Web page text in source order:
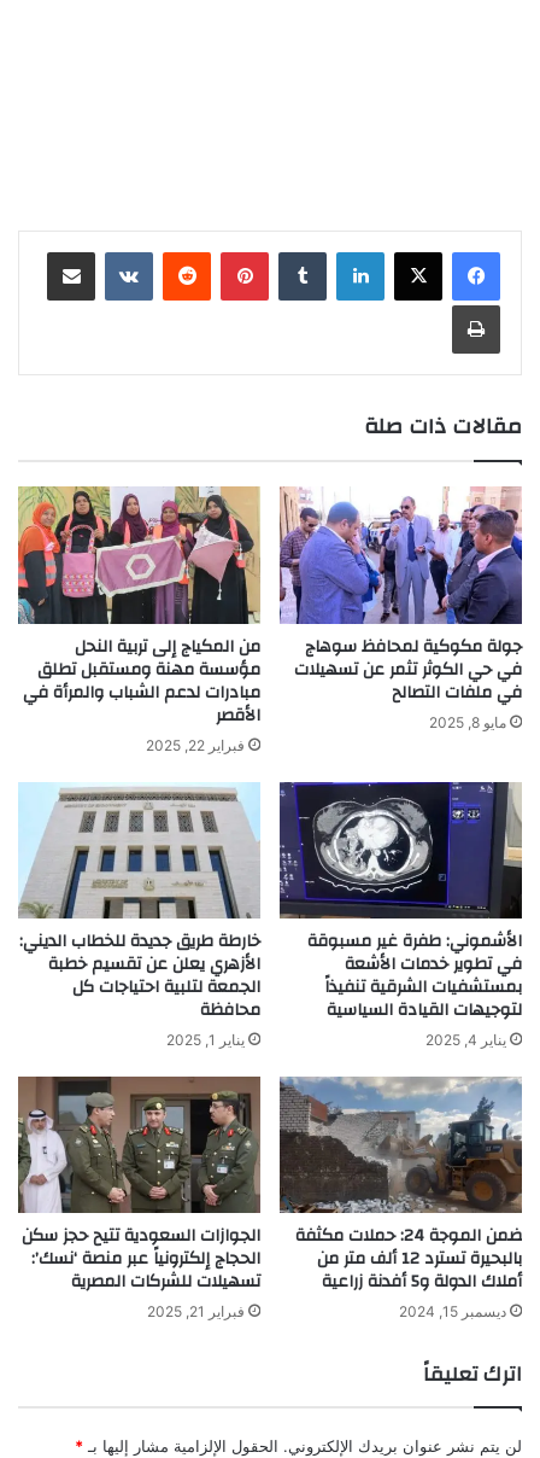
لينكدإن بينتيريست
مقالات ذات صلة
جولة مكوكية لمحافظ سوهاج
في حي الكوثر تثمر عن تسهيلات
في ملفات التصالح
مايو 8, 2025
من المكياج إلى تربية النحل
مؤسسة مهنة ومستقبل تطلق
مبادرات لدعم الشباب والمرأة في
الأقصر
فبراير 22, 2025
الأشموني: طفرة غير مسبوقة
في تطوير خدمات الأشعة
بمستشفيات الشرقية تنفيذاً
لتوجيهات القيادة السياسية
يناير 4, 2025
خارطة طريق جديدة للخطاب الديني:
الأزهري يعلن عن تقسيم خطبة
الجمعة لتلبية احتياجات كل
محافظة
يناير 1, 2025
ضمن الموجة 24: حملات مكثفة
بالبحيرة تسترد 12 ألف متر من
أملاك الدولة و5 أفدنة زراعية
ديسمبر 15, 2024
الجوازات السعودية تتيح حجز سكن
الحجاج إلكترونياً عبر منصة ‘نسك’:
تسهيلات للشركات المصرية
فبراير 21, 2025
اترك تعليقاً
لن يتم نشر عنوان بريدك الإلكتروني. الحقول الإلزامية مشار إليها بـ *